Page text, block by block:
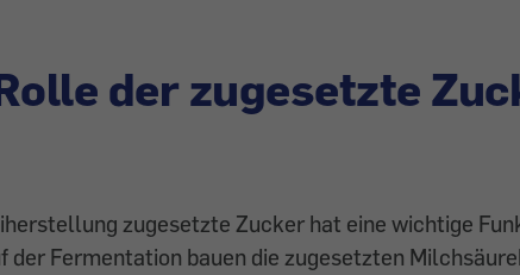
der zugesetzte
zugesetzte Zucker hat eine wichtige
der Fermentation bauen die zugesetzten